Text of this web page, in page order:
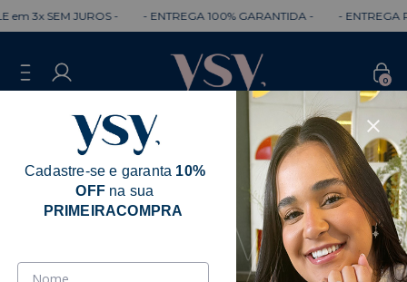
3x SEM JUROS - - ENTREGA 100% GARANTIDA - - ENTREGA
0
Erro - 404
Desculpe, mas a página que você está
procurando não existe.
Cadastre-se e garanta 10%
OFF na sua
PRIMEIRACOMPRA